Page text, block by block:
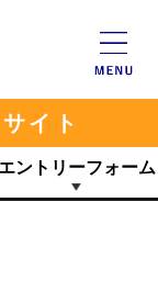
イト
エントリーフォーム